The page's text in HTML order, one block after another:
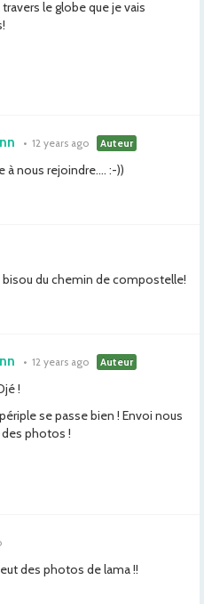
le globe que je vais
• 12 years ago Auteur
à nous rejoindre…. :-))
bisou du chemin de compostelle!
• 12 years ago Auteur
!
se passe bien ! Envoi nous
photos !
des photos de lama !!